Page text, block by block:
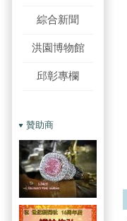
綜合新聞
洪園博物館
邱彰專欄
贊助商